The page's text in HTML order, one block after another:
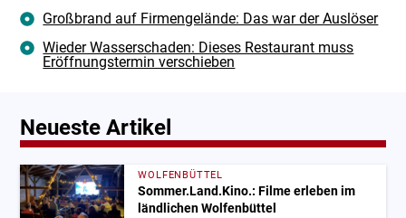
Großbrand auf Firmengelände: Das war der Auslöser
Wieder Wasserschaden: Dieses Restaurant muss
Eröffnungstermin verschieben
Neueste Artikel
WOLFENBÜTTEL
Sommer.Land.Kino.: Filme erleben im
ländlichen Wolfenbüttel